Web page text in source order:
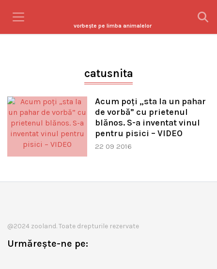
vorbeşte pe limba animalelor
catusnita
Acum poţi „sta la un pahar
de vorbă” cu prietenul
blănos. S-a inventat vinul
pentru pisici – VIDEO
22 09 2016
@2024 zooland. Toate drepturile rezervate
Urmărește-ne pe: